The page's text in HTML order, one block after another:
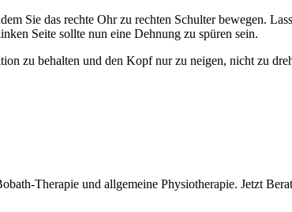
Sie das rechte Ohr zu rechten Schulter bewegen.
Seite sollte nun eine Dehnung zu spüren sein.
zu behalten und den Kopf nur zu neigen, nicht zu
Therapie und allgemeine Physiotherapie. Jetzt